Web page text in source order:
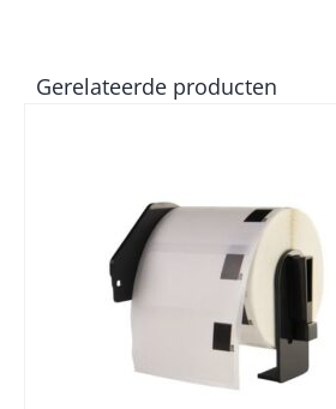
Gerelateerde producten